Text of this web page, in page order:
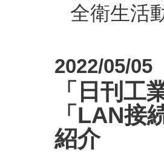
全衛生活
2022/05/05
「日刊工
「LAN
紹介